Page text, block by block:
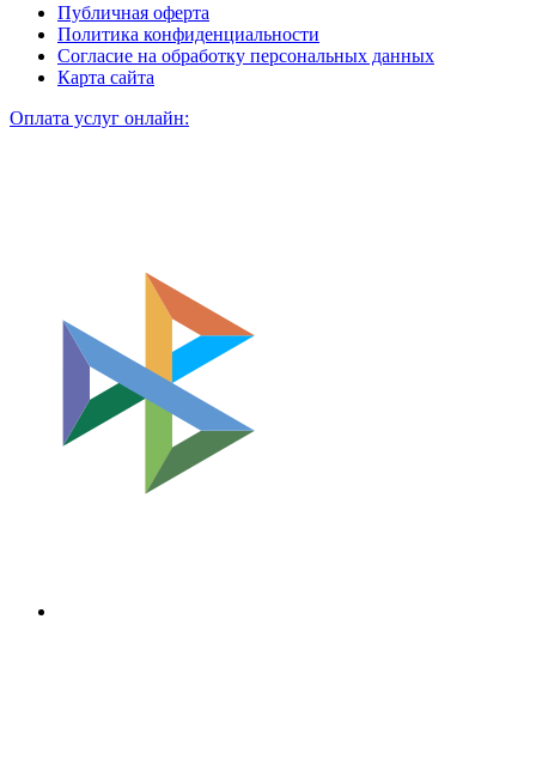
Публичная оферта
Политика конфиденциальности
Согласие на обработку персональных данных
Карта сайта
Оплата услуг онлайн: